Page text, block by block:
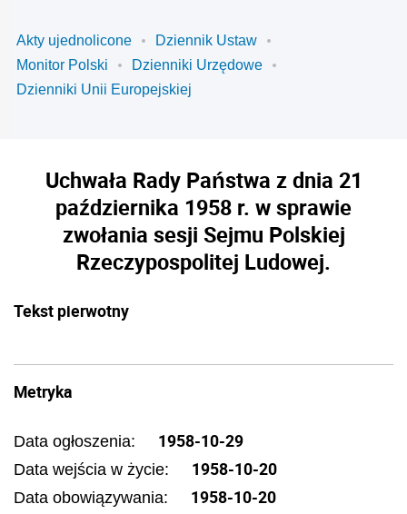
Akty ujednolicone
Dziennik Ustaw
Monitor Polski
Dzienniki Urzędowe
Dzienniki Unii Europejskiej
Uchwała Rady Państwa z dnia 21
października 1958 r. w sprawie
zwołania sesji Sejmu Polskiej
Rzeczypospolitej Ludowej.
Tekst pierwotny
Metryka
Data ogłoszenia: 1958-10-29
Data wejścia w życie: 1958-10-20
Data obowiązywania: 1958-10-20